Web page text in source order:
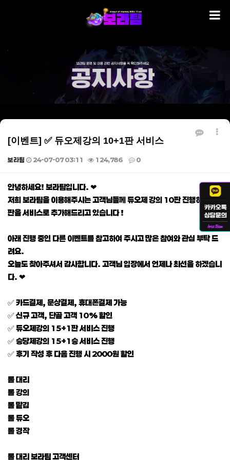
[이벤트] ✅ 듀오제강의 10+1판 서비스
보라팀 24-07-07 03:11 124,786 0
본문
안녕하세요! 보라팀입니다. ❤
저희 보라팀을 이용해주시는 고객님들께 듀오제 강의 10판 진행하시면 1
판을 서비스로 추가해드리고 있습니다 !
아래 진행 중인 다른 이벤트를 참고하여 주시고 많은 참여와 관심 부탁 드
려요.
오늘도 찾아주셔서 감사합니다. 고객님 입장에서 언제나 최선을 하겠습니
다. ❤
✅ 카드결제, 문상결제, 휴대폰결제 가능
✅ 신규 고객, 단골 고객 10% 할인
✅ 듀오제강의 15+1판 서비스 진행
✅ 승당제강의 15+1승 서비스 진행
✅ 후기 작성 후 다음 진행 시 2000원 할인
롤 대리
롤 강의
롤 맡김
롤 듀오
롤 경작
롤 대리 보라팀 고객센터